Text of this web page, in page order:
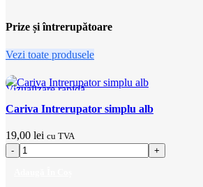
Prize și întrerupătoare
Vezi toate produsele
Vizualizare rapidă
Adaugă la favorite
Cariva Intrerupator simplu alb
19,00 lei cu TVA